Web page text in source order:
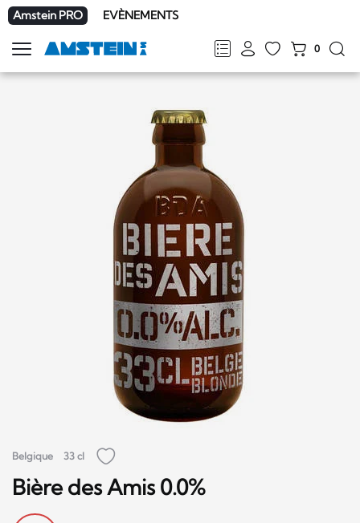
Amstein PRO EVÈNEMENTS
FRDEENIT
0
Afficher
la
Belgique 33 cl
Bière des Amis 0.0%